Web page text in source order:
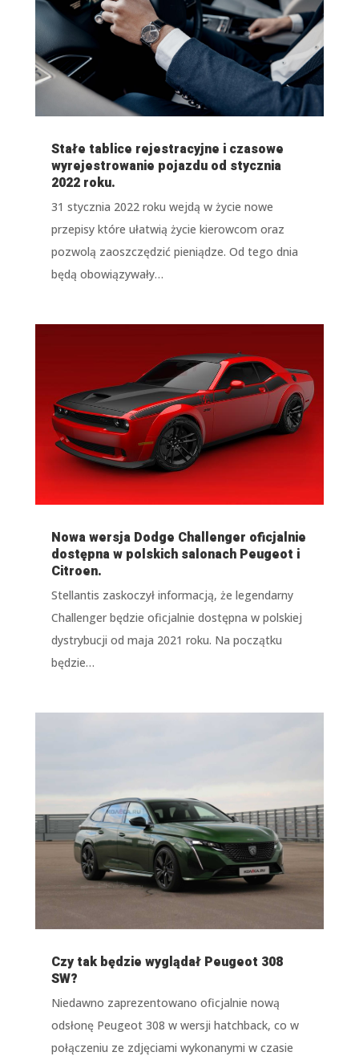
Stałe tablice rejestracyjne i czasowe
wyrejestrowanie pojazdu od stycznia
2022 roku.
31 stycznia 2022 roku wejdą w życie nowe
przepisy które ułatwią życie kierowcom oraz
pozwolą zaoszczędzić pieniądze. Od tego dnia
będą obowiązywały…
Nowa wersja Dodge Challenger oficjalnie
dostępna w polskich salonach Peugeot i
Citroen.
Stellantis zaskoczył informacją, że legendarny
Challenger będzie oficjalnie dostępna w polskiej
dystrybucji od maja 2021 roku. Na początku
będzie…
Czy tak będzie wyglądał Peugeot 308
SW?
Niedawno zaprezentowano oficjalnie nową
odsłonę Peugeot 308 w wersji hatchback, co w
połączeniu ze zdjęciami wykonanymi w czasie